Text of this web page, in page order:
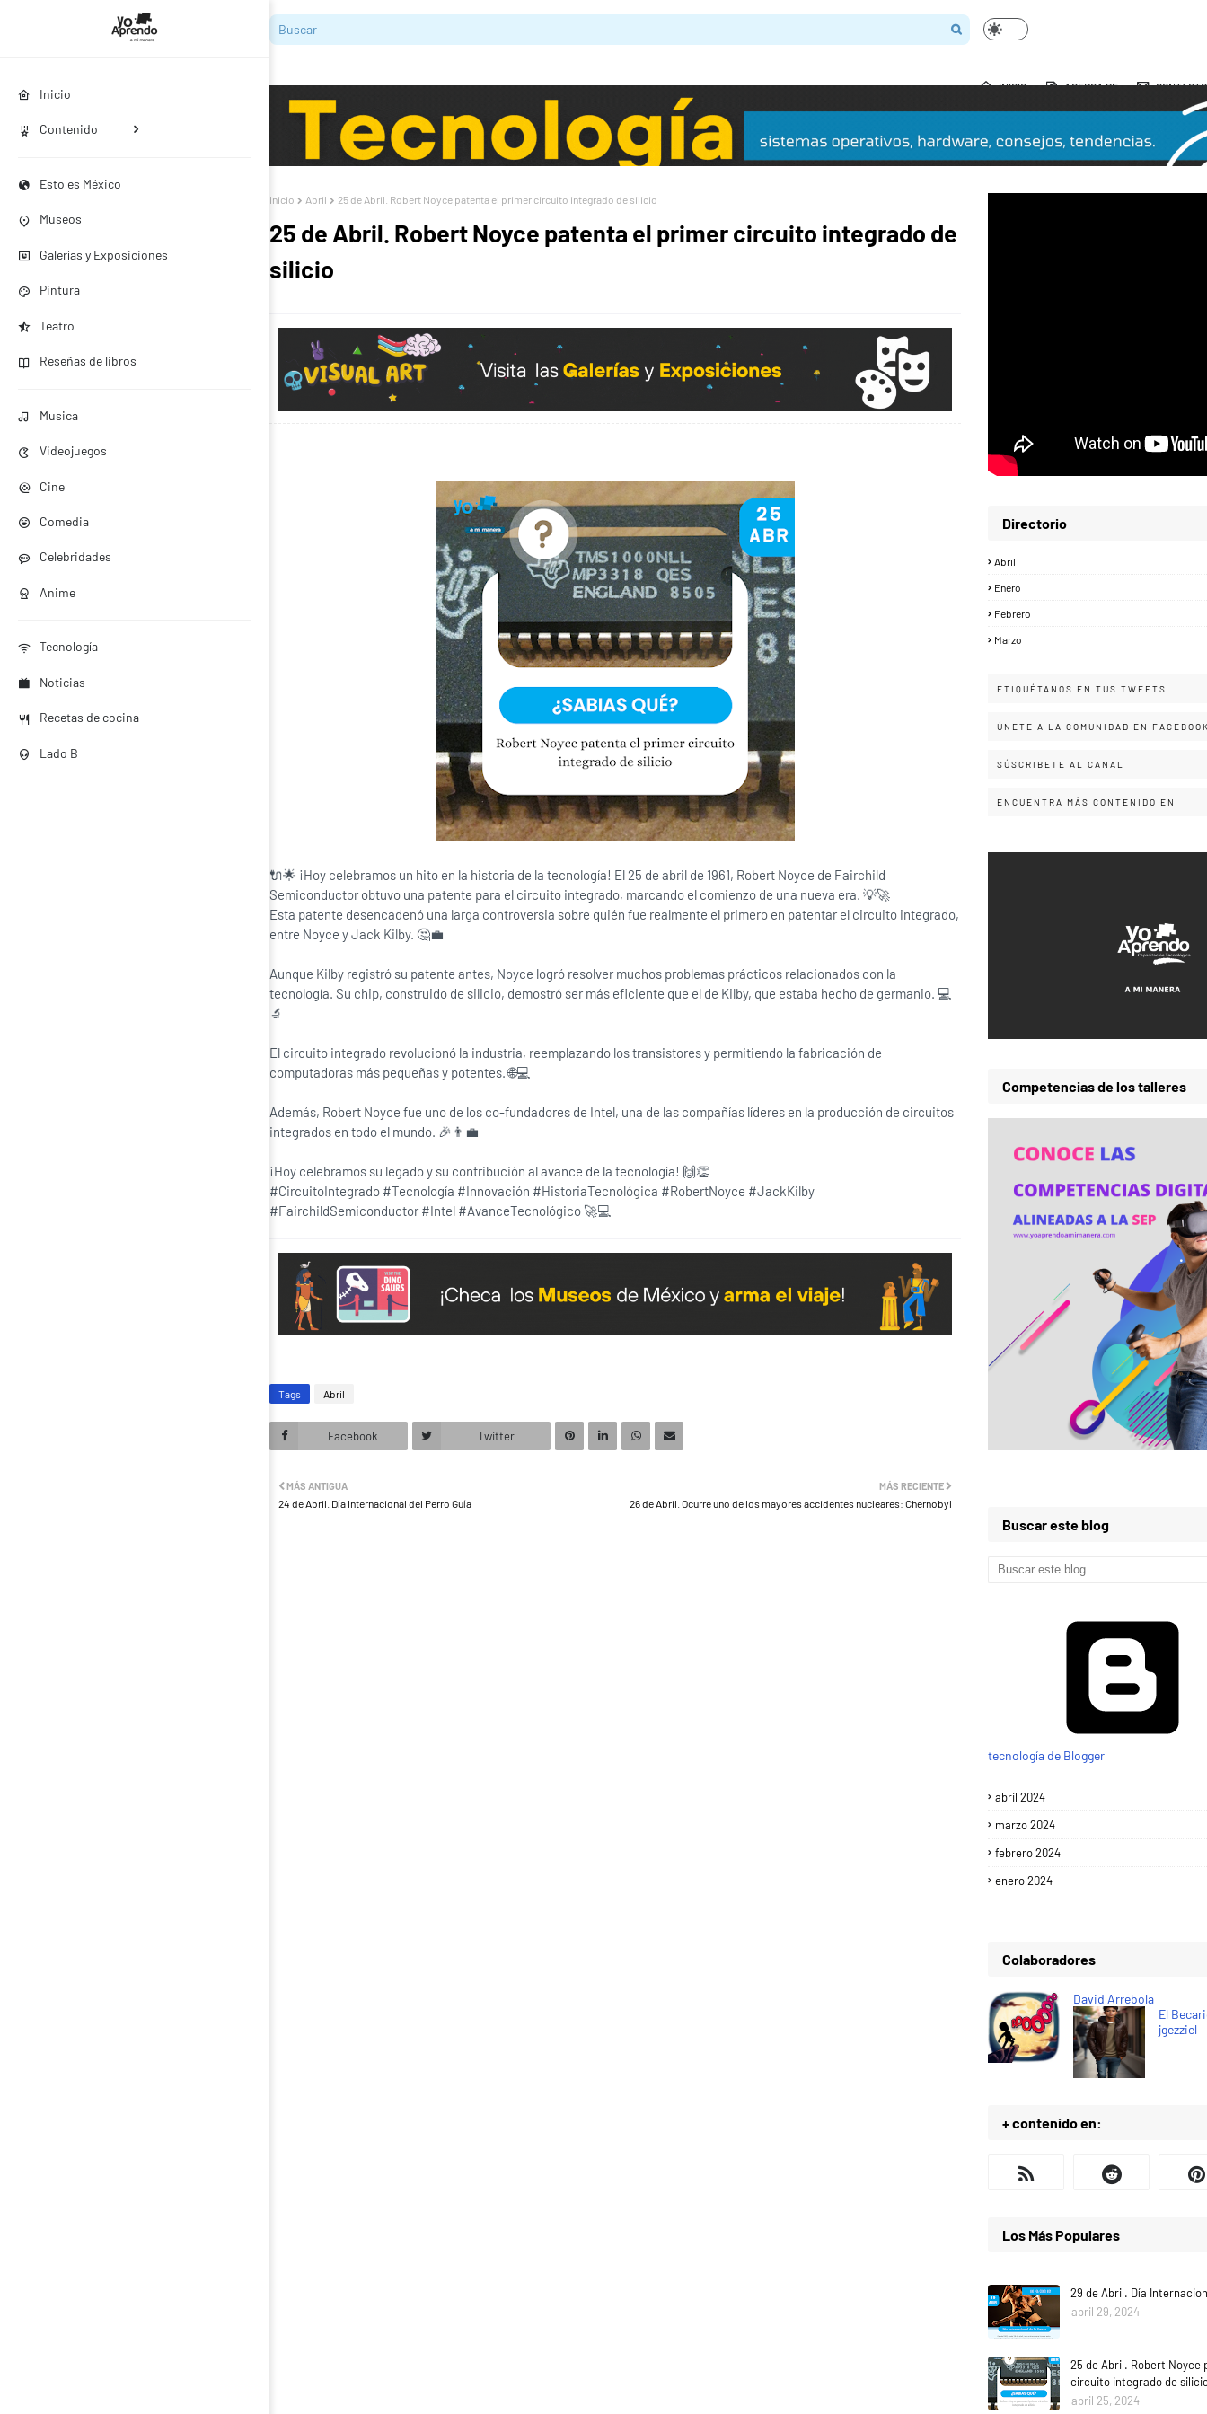
Inicio
Contenido
Esto es México
Museos
Galerías y Exposiciones
Pintura
Teatro
Reseñas de libros
Musica
Videojuegos
Cine
Comedia
Celebridades
Anime
Tecnología
Noticias
Recetas de cocina
Lado B
INICIO ACERCA DE CONTACTO
Inicio Abril 25 de Abril. Robert Noyce patenta el primer circuito integrado de silicio
25 de Abril. Robert Noyce patenta el primer circuito integrado de
silicio
🔌🌟 ¡Hoy celebramos un hito en la historia de la tecnología! El 25 de abril de 1961, Robert Noyce de Fairchild
Semiconductor obtuvo una patente para el circuito integrado, marcando el comienzo de una nueva era. 💡🚀
Esta patente desencadenó una larga controversia sobre quién fue realmente el primero en patentar el circuito integrado,
entre Noyce y Jack Kilby. 🤔💼
Aunque Kilby registró su patente antes, Noyce logró resolver muchos problemas prácticos relacionados con la
tecnología. Su chip, construido de silicio, demostró ser más eficiente que el de Kilby, que estaba hecho de germanio. 💻
🔬
El circuito integrado revolucionó la industria, reemplazando los transistores y permitiendo la fabricación de
computadoras más pequeñas y potentes. 🌐💻
Además, Robert Noyce fue uno de los co-fundadores de Intel, una de las compañías líderes en la producción de circuitos
integrados en todo el mundo. 🎉👨‍💼
¡Hoy celebramos su legado y su contribución al avance de la tecnología! 🙌👏
#CircuitoIntegrado #Tecnología #Innovación #HistoriaTecnológica #RobertNoyce #JackKilby
#FairchildSemiconductor #Intel #AvanceTecnológico 🚀💻
Tags Abril
Facebook Twitter
MÁS RECIENTE
26 de Abril. Ocurre uno de los mayores accidentes nucleares: Chernobyl
MÁS ANTIGUA
24 de Abril. Día Internacional del Perro Guía
Directorio
Abril
Enero
Febrero
Marzo
ETIQUÉTANOS EN TUS TWEETS
ÚNETE A LA COMUNIDAD EN
SÚSCRIBETE AL CANAL
ENCUENTRA MÁS CONTENIDO EN
Competencias de los talleres
Buscar este blog
tecnología de Blogger
abril 2024
marzo 2024
febrero 2024
enero 2024
Colaboradores
David Arrebola
El
jgezziel
+ contenido en:
Los Más Populares
29 de Abril. Día
abril 29, 2024
25 de Abril. Robert Noyce
circuito integrado de
abril 25, 2024